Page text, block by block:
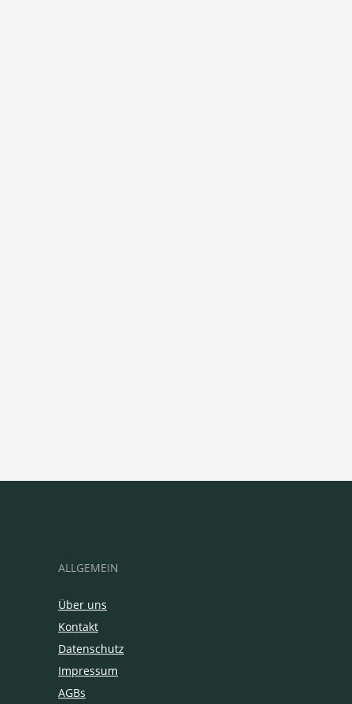
ALLGEMEIN
Über uns
Kontakt
Datenschutz
Impressum
AGBs